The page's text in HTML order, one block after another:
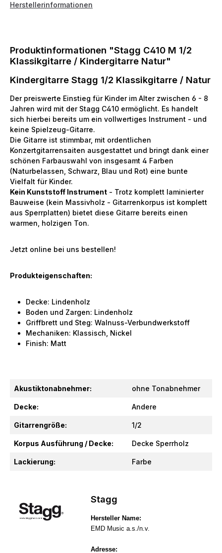
Herstellerinformationen
Produktinformationen "Stagg C410 M 1/2
Klassikgitarre / Kindergitarre Natur"
Kindergitarre Stagg 1/2 Klassikgitarre / Natur
Der preiswerte Einstieg für Kinder im Alter zwischen 6 - 8
Jahren wird mit der Stagg C410 ermöglicht. Es handelt
sich hierbei bereits um ein vollwertiges Instrument - und
keine Spielzeug-Gitarre.
Die Gitarre ist stimmbar, mit ordentlichen
Konzertgitarrensaiten ausgestattet und bringt dank einer
schönen Farbauswahl von insgesamt 4 Farben
(Naturbelassen, Schwarz, Blau und Rot) eine bunte
Vielfalt für Kinder.
Kein Kunststoff Instrument - Trotz komplett laminierter
Bauweise (kein Massivholz - Gitarrenkorpus ist komplett
aus Sperrplatten) bietet diese Gitarre bereits einen
warmen, holzigen Ton.
Jetzt online bei uns bestellen!
Produkteigenschaften:
Decke: Lindenholz
Boden und Zargen: Lindenholz
Griffbrett und Steg: Walnuss-Verbundwerkstoff
Mechaniken: Klassisch, Nickel
Finish: Matt
Akustiktonabnehmer: ohne Tonabnehmer
Decke: Andere
Gitarrengröße: 1/2
Korpus Ausführung / Decke: Decke Sperrholz
Lackierung: Farbe
Stagg
Hersteller Name:
EMD Music a.s./n.v.
Adresse: